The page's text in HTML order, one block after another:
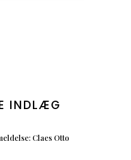
INDLÆG
Claes Otto